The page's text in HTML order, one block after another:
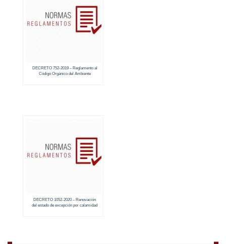
DECRETO 752-2019 – Reglamento al
Código Orgánico del Ambiente
DECRETO 1052-2020 – Renovación
del estado de excepción por calamidad